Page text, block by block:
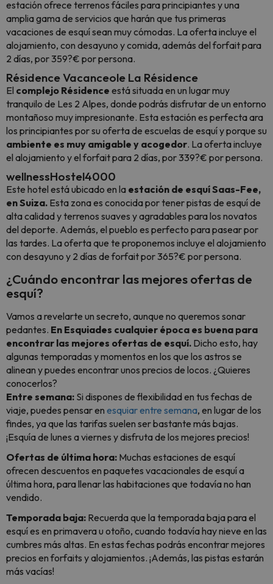
estación ofrece terrenos fáciles para principiantes y una
amplia gama de servicios que harán que tus primeras
vacaciones de esquí sean muy cómodas. La oferta incluye el
alojamiento, con desayuno y comida, además del forfait para
2 días, por 359?€ por persona.
Résidence Vacanceole La Résidence
El complejo Résidence está situada en un lugar muy
tranquilo de Les 2 Alpes, donde podrás disfrutar de un entorno
montañoso muy impresionante. Esta estación es perfecta ara
los principiantes por su oferta de escuelas de esquí y porque su
ambiente es muy amigable y acogedor. La oferta incluye
el alojamiento y el forfait para 2 días, por 339?€ por persona.
wellnessHostel4000
Este hotel está ubicado en la estación de esquí Saas-Fee,
en Suiza. Esta zona es conocida por tener pistas de esquí de
alta calidad y terrenos suaves y agradables para los novatos
del deporte. Además, el pueblo es perfecto para pasear por
las tardes. La oferta que te proponemos incluye el alojamiento
con desayuno y 2 días de forfait por 365?€ por persona.
¿Cuándo encontrar las mejores ofertas de
esquí?
Vamos a revelarte un secreto, aunque no queremos sonar
pedantes. En Esquiades cualquier época es buena para
encontrar las mejores ofertas de esquí. Dicho esto, hay
algunas temporadas y momentos en los que los astros se
alinean y puedes encontrar unos precios de locos. ¿Quieres
conocerlos?
Entre semana: Si dispones de flexibilidad en tus fechas de
viaje, puedes pensar en esquiar entre semana, en lugar de los
findes, ya que las tarifas suelen ser bastante más bajas.
¡Esquía de lunes a viernes y disfruta de los mejores precios!
Ofertas de última hora: Muchas estaciones de esquí
ofrecen descuentos en paquetes vacacionales de esquí a
última hora, para llenar las habitaciones que todavía no han
vendido.
Temporada baja: Recuerda que la temporada baja para el
esquí es en primavera u otoño, cuando todavía hay nieve en las
cumbres más altas. En estas fechas podrás encontrar mejores
precios en forfaits y alojamientos. ¡Además, las pistas estarán
más vacías!